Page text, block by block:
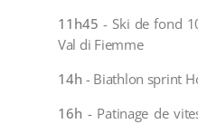
11h45 - Ski de fond
Val di Fiemme
14h - Biathlon sprint
16h - Patinage de